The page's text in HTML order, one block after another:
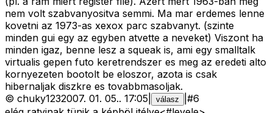
nem volt szabvanyositva semmi. Ma mar erdemes lenne
kovetni az 1973-as xexox parc szabvanyt. (szinte
minden gui egy az egyben atvette a neveket) Viszont ha
minden igaz, benne lesz a squeak is, ami egy smalltalk
virtualis gepen futo keretrendszer es meg az eredeti alto
kornyezeten bootolt be eloszor, azota is csak
hibernaljak diszkre es tovabbmasoljak.
© chuky1232007. 01. 05.. 17:05 válasz #6